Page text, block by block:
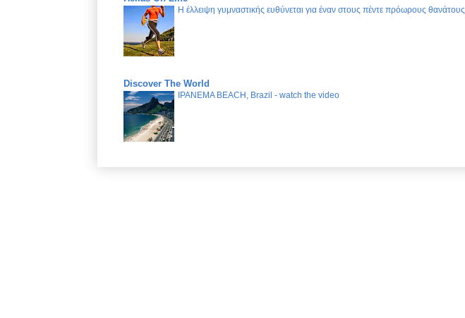
Η έλλειψη γυμναστικής ευθύνεται για έναν στους πέντε πρόωρους θανάτους
Discover The World
IPANEMA BEACH, Brazil - watch the video